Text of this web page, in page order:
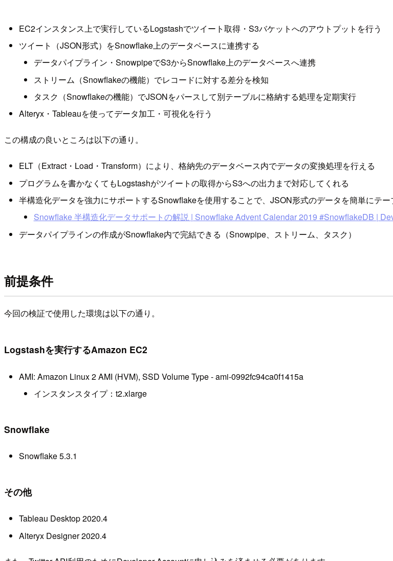
EC2インスタンス上で実行しているLogstashでツイート取得・S3バケットへのアウトプットを行う
ツイート（JSON形式）をSnowflake上のデータベースに連携する
データパイプライン・SnowpipeでS3からSnowflake上のデータベースへ連携
ストリーム（Snowflakeの機能）でレコードに対する差分を検知
タスク（Snowflakeの機能）でJSONをパースして別テーブルに格納する処理を定期実行
Alteryx・Tableauを使ってデータ加工・可視化を行う
この構成の良いところは以下の通り。
ELT（Extract・Load・Transform）により、格納先のデータベース内でデータの変換処理を行える
プログラムを書かなくてもLogstashがツイートの取得からS3への出力まで対応してくれる
半構造化データを強力にサポートするSnowflakeを使用することで、JSON形式のデータを簡単にテー
Snowflake 半構造化データサポートの解説 | Snowflake Advent Calendar 2019 #SnowflakeDB |
データパイプラインの作成がSnowflake内で完結できる（Snowpipe、ストリーム、タスク）
前提条件
今回の検証で使用した環境は以下の通り。
Logstashを実行するAmazon EC2
AMI: Amazon Linux 2 AMI (HVM), SSD Volume Type - ami-0992fc94ca0f1415a
インスタンスタイプ：t2.xlarge
Snowflake
Snowflake 5.3.1
その他
Tableau Desktop 2020.4
Alteryx Designer 2020.4